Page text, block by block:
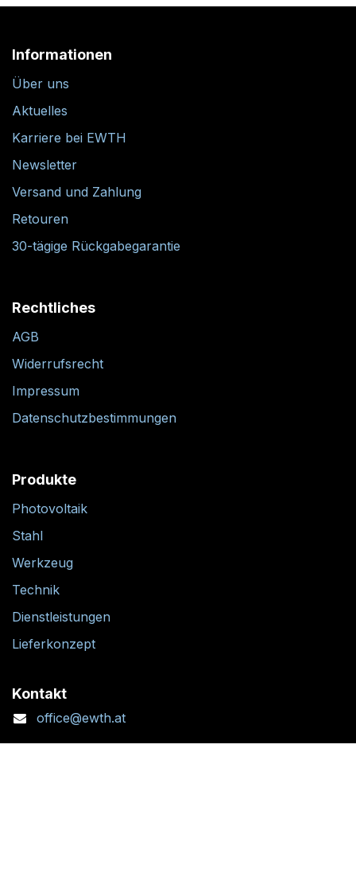
Informationen
Über uns
Aktuelles
Karriere bei EWTH
Newsletter
Versand und Zahlung
Retouren
30-tägige Rückgabegarantie
Rechtliches
AGB
Widerrufsrecht
Impressum
Datenschutzbestimmungen
Produkte
Photovoltaik
Stahl
Werkzeug
Technik
Dienstleistungen
Lieferkonzept
Kontakt
office@ewth.at